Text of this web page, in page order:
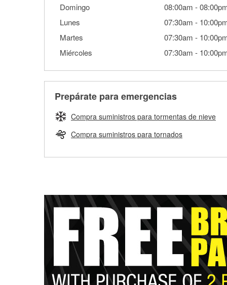
Domingo
08:00am -
Lunes
07:30am -
Martes
07:30am -
Miércoles
07:30am -
Prepárate para emergencias
Compra suministros para tormentas de nieve
Compra suministros para tornados